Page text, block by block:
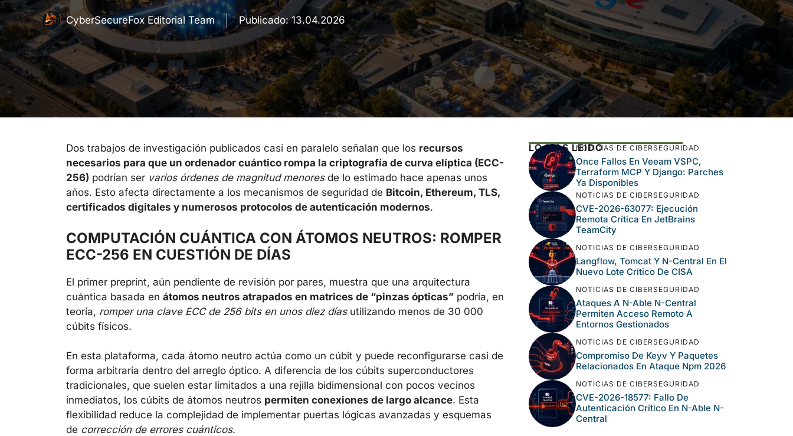
CyberSecureFox Editorial Team Publicado:13.04.2026
Dos trabajos de investigación publicados casi en paralelo señalan que los recursos
necesarios para que un ordenador cuántico rompa la criptografía de curva elíptica (ECC-
256) podrían ser varios órdenes de magnitud menoresde lo estimado hace apenas unos
años. Esto afecta directamente a los mecanismos de seguridad de Bitcoin, Ethereum, TLS,
certificados digitales y numerosos protocolos de autenticación modernos.
COMPUTACIÓN CUÁNTICA CON ÁTOMOS NEUTROS: ROMPER
ECC-256 EN CUESTIÓN DE DÍAS
El primer preprint, aún pendiente de revisión por pares, muestra que una arquitectura
cuántica basada en átomos neutros atrapados en matrices de “pinzas ópticas” podría, en
teoría, romper una clave ECC de 256 bits en unos diez díasutilizando menos de 30 000
cúbits físicos.
En esta plataforma, cada átomo neutro actúa como un cúbit y puede reconfigurarse casi de
forma arbitraria dentro del arreglo óptico. A diferencia de los cúbits superconductores
tradicionales, que suelen estar limitados a una rejilla bidimensional con pocos vecinos
inmediatos, los cúbits de átomos neutros permiten conexiones de largo alcance. Esta
flexibilidad reduce la complejidad de implementar puertas lógicas avanzadas y esquemas
de corrección de errores cuánticos.
LO MÁS LEÍDONOTICIAS DE CIBERSEGURIDAD
Once Fallos En Veeam VSPC,
Terraform MCP Y Django: Parches
Ya Disponibles
NOTICIAS DE CIBERSEGURIDAD
CVE-2026-63077: Ejecución
Remota Crítica En JetBrains
TeamCity
NOTICIAS DE CIBERSEGURIDAD
Langflow, Tomcat Y N-Central En El
Nuevo Lote Crítico De CISA
NOTICIAS DE CIBERSEGURIDAD
Ataques A N-Able N-Central
Permiten Acceso Remoto A
Entornos Gestionados
NOTICIAS DE CIBERSEGURIDAD
Compromiso De Keyv Y Paquetes
Relacionados En Ataque Npm 2026
NOTICIAS DE CIBERSEGURIDAD
CVE-2026-18577: Fallo De
Autenticación Crítico En N-Able N-
Central